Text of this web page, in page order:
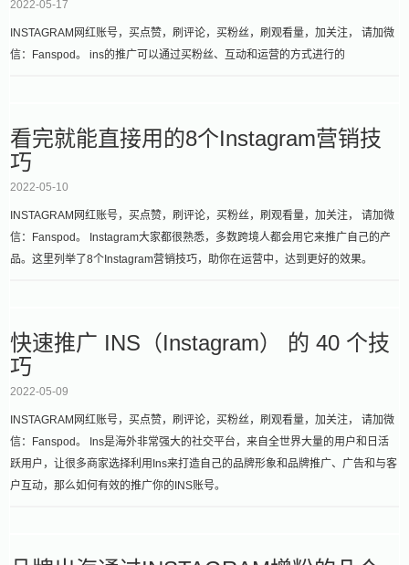
2022-05-17
INSTAGRAM网红账号，买点赞，刷评论，买粉丝，刷观看量，加关注， 请加微
信：Fanspod。 ins的推广可以通过买粉丝、互动和运营的方式进行的
看完就能直接用的8个Instagram营销技
巧
2022-05-10
INSTAGRAM网红账号，买点赞，刷评论，买粉丝，刷观看量，加关注， 请加微
信：Fanspod。 Instagram大家都很熟悉，多数跨境人都会用它来推广自己的产
品。这里列举了8个Instagram营销技巧，助你在运营中，达到更好的效果。
快速推广 INS（Instagram） 的 40 个技
巧
2022-05-09
INSTAGRAM网红账号，买点赞，刷评论，买粉丝，刷观看量，加关注， 请加微
信：Fanspod。 Ins是海外非常强大的社交平台，来自全世界大量的用户和日活
跃用户，让很多商家选择利用Ins来打造自己的品牌形象和品牌推广、广告和与客
户互动，那么如何有效的推广你的INS账号。